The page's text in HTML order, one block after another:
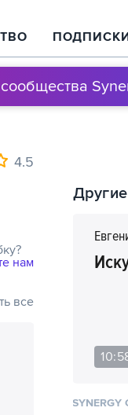
4.5
нам
все
SYNERGY